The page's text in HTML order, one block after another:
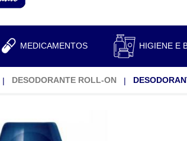
MEDICAMENTOS HIGIENE E
DESODORANTE ROLL-ON